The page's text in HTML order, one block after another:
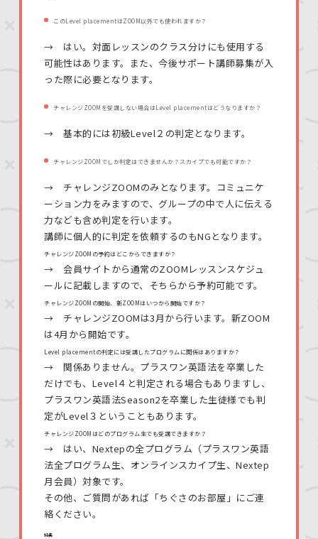
このLevel placementはZOOM以外でも使われますか？
→ はい。対面レッスンのクラス分けにも使用する
可能性はあります。また、今後サポート講師募集が入
った際に必要となります。
チャレンジZOOMを受講しない場合はLevel placementはどうなりますか？
→ 基本的には初級Level２の判定となります。
チャレンジZOOMでしか判定はできませんか？スカイプでも可能ですか？
→ チャレンジZOOMのみとなります。コミュニケ
ーション力をみますので、グループの中で人に伝える
力なども含め判定を行います。
講師に個人的に判定を依頼するのもNGとなります。
チャレンジZOOMの予約はどこからできますか？
→ 会員サイトから通常のZOOMレッスンスケジュ
ールに記載しますので、そちらから予約可能です。
チャレンジZOOMの開始、新ZOOMはいつから開始ですか？
→ チャレンジZOOMは3月から行います。新ZOOM
は4月から開始です。
Level placementの判定には受講したプログラムに関係はありますか？
→ 関係ありません。プラスワン英語法を卒業した
だけでも、Level４と判定される場合もありますし、
プラスワン英語法Season2を卒業した生徒様でも判
定がLevel３ということもあります。
チャレンジZOOMはどのプログラム生でも受講できますか？
→ はい、Nextepの全プログラム（プラスワン英語
法全プログラム生、オンラインスカイプ生、Nextep
月会員）対象です。
その他、ご質問があれば「ちぐさのお部屋」にご連
絡ください。
特典